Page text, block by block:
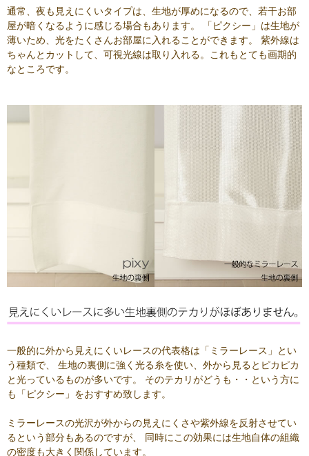
通常、夜も見えにくいタイプは、生地が厚めになるので、若干お部
屋が暗くなるように感じる場合もあります。 「ピクシー」は生地が
薄いため、光をたくさんお部屋に入れることができます。 紫外線は
ちゃんとカットして、可視光線は取り入れる。これもとても画期的
なところです。
一般的に外から見えにくいレースの代表格は「ミラーレース」とい
う種類で、 生地の裏側に強く光る糸を使い、外から見るとピカピカ
と光っているものが多いです。 そのテカリがどうも・・という方に
も「ピクシー」をおすすめ致します。
ミラーレースの光沢が外からの見えにくさや紫外線を反射させてい
るという部分もあるのですが、 同時にこの効果には生地自体の組織
の密度も大きく関係しています。